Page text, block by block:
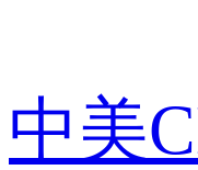
中美